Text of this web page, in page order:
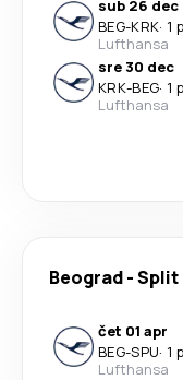
sub 26 dec
BEG-KRK· 1
Lufthansa
sre 30 dec
KRK-BEG· 1
Lufthansa
Beograd-Split
čet 01 apr
BEG-SPU· 1
Lufthansa